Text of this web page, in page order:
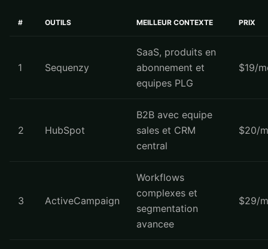
# OUTILS MEILLEUR CONTEXTE PRIX
1 Sequenzy
SaaS, produits en
abonnement et
equipes PLG
$19/
2 HubSpot
B2B avec equipe
sales et CRM
central
$20/
3 ActiveCampaign
Workflows
complexes et
segmentation
avancee
$29/